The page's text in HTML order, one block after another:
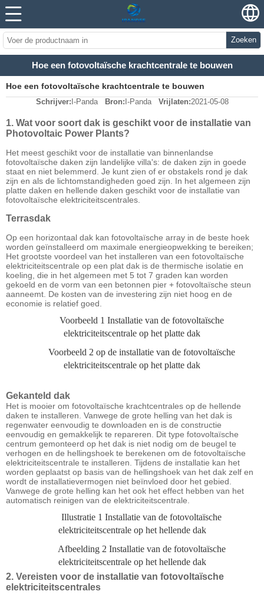
Zoeken
Hoe een fotovoltaïsche krachtcentrale te bouwen
Hoe een fotovoltaïsche krachtcentrale te bouwen
Schrijver: I-Panda Bron: I-Panda Vrijlaten:2021-05-08
1. Wat voor soort dak is geschikt voor de installatie van
Photovoltaic Power Plants?
Het meest geschikt voor de installatie van binnenlandse
fotovoltaïsche daken zijn landelijke villa's: de daken zijn in goede
staat en niet belemmerd. Je kunt zien of er obstakels rond je dak
zijn en als de lichtomstandigheden goed zijn. In het algemeen zijn
platte daken en hellende daken geschikt voor de installatie van
fotovoltaïsche elektriciteitscentrales.
Terrasdak
Op een horizontaal dak kan fotovoltaïsche array in de beste hoek
worden geïnstalleerd om maximale energieopwekking te bereiken;
Het grootste voordeel van het installeren van een fotovoltaïsche
elektriciteitscentrale op een plat dak is de thermische isolatie en
koeling, die in het algemeen met 5 tot 7 graden kan worden
gekoeld en de vorm van een betonnen pier + fotovoltaïsche steun
aanneemt. De kosten van de investering zijn niet hoog en de
economie is relatief goed.
Voorbeeld 1 Installatie van de fotovoltaïsche
elektriciteitscentrale op het platte dak
Voorbeeld 2 op de installatie van de fotovoltaïsche
elektriciteitscentrale op het platte dak
Gekanteld dak
Het is mooier om fotovoltaïsche krachtcentrales op de hellende
daken te installeren. Vanwege de grote helling van het dak is
regenwater eenvoudig te downloaden en is de constructie
eenvoudig en gemakkelijk te repareren. Dit type fotovoltaïsche
centrum gemonteerd op het dak is niet nodig om de beugel te
verhogen en de hellingshoek te berekenen om de fotovoltaïsche
elektriciteitscentrale te installeren. Tijdens de installatie kan het
worden geplaatst op basis van de hellingshoek van het dak zelf en
wordt de installatievermogen niet beïnvloed door het gebied.
Vanwege de grote helling kan het ook het effect hebben van het
automatisch reinigen van de elektriciteitscentrale.
Illustratie 1 Installatie van de fotovoltaïsche
elektriciteitscentrale op het hellende dak
Afbeelding 2 Installatie van de fotovoltaïsche
elektriciteitscentrale op het hellende dak
2. Vereisten voor de installatie van fotovoltaïsche
elektriciteitscentrales